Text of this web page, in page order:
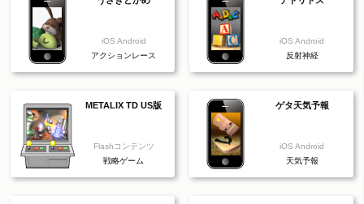
iOS Android
アクションレース
iOS Android
反射神経
METALIX TD US版
Flashコンテンツ
戦略ゲーム
ゲタ天気予報
iOS Android
天気予報